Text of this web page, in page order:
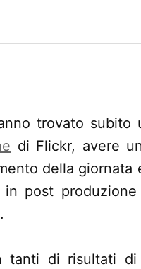
trovato subito
di Flickr, avere
della giornata
post
tanti di risultati